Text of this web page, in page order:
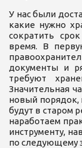
У нас были
какие нужно
сократить
время. В
документы и
требуют
Значительная
новый порядок,
будут в старом
наработаем
инструменту,
по следующему